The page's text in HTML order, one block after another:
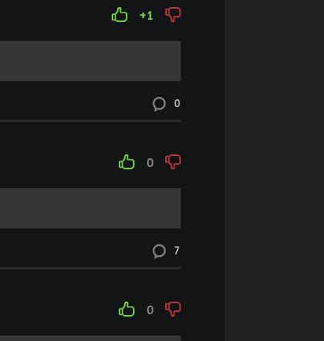
+1
0
0
7
0